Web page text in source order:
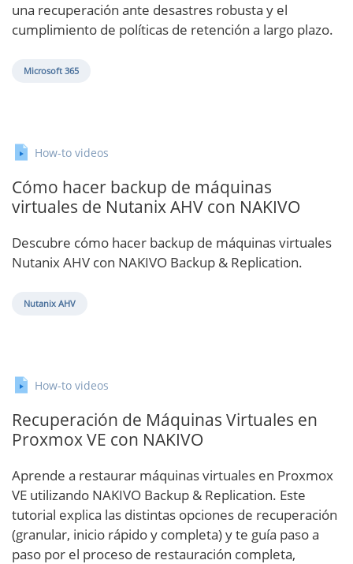
una recuperación ante desastres robusta y el
cumplimiento de políticas de retención a largo plazo.
Microsoft 365
How-to videos
Cómo hacer backup de máquinas
virtuales de Nutanix AHV con NAKIVO
Descubre cómo hacer backup de máquinas virtuales
Nutanix AHV con NAKIVO Backup & Replication.
Nutanix AHV
How-to videos
Recuperación de Máquinas Virtuales en
Proxmox VE con NAKIVO
Aprende a restaurar máquinas virtuales en Proxmox
VE utilizando NAKIVO Backup & Replication. Este
tutorial explica las distintas opciones de recuperación
(granular, inicio rápido y completa) y te guía paso a
paso por el proceso de restauración completa,